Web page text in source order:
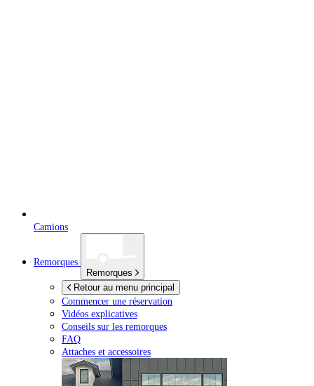
Camions
Remorques
Remorques
Retour au menu principal
Commencer une réservation
Vidéos explicatives
Conseils sur les remorques
FAQ
Attaches et accessoires